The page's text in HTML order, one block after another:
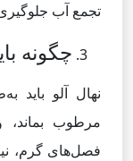
تجمع آب
چگونه
نهال آلو باید
مرطوب
فصل‌های گرم،